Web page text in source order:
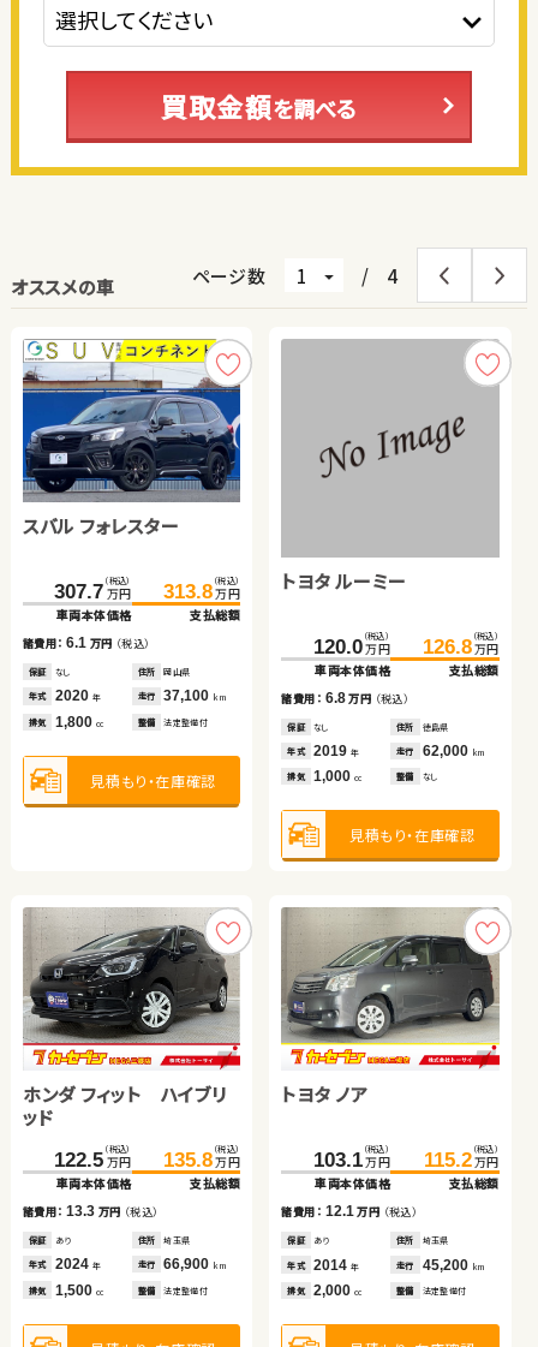
買取金額を調べる
オススメの車 ページ数 / 4
スバル フォレスター
307.7 （税込）
万円
車両本体価格
313.8 （税込）
万円
支払総額
諸費用：6.1 万円 （税込）
保証 なし 住所 岡山県
年式 2020 年 走行 37,100 km
排気 1,800 cc 整備 法定整備付
見積もり・在庫確認
トヨタ ルーミー
120.0 （税込）
万円
車両本体価格
126.8 （税込）
万円
支払総額
諸費用： 6.8万円 （税込）
保証 なし 住所 徳島県
年式 2019年 走行 62,000 km
排気 1,000cc 整備 なし
見積もり・在庫確認
ホンダ フィット ハイブリ
ッド
122.5 （税込）
万円
車両本体価格
135.8 （税込）
万円
支払総額
諸費用：13.3 万円 （税込）
保証 あり 住所 埼玉県
年式 2024 年 走行 66,900 km
排気 1,500 cc 整備 法定整備付
トヨタ ノア
103.1 （税込）
万円
車両本体価格
115.2 （税込）
万円
支払総額
諸費用： 12.1万円 （税込）
保証 あり 住所 埼玉県
年式 2014年 走行 45,200 km
排気 2,000cc 整備 法定整備付
トヨタ ヴォクシー
263.9 （税込）
万円
車両本体価格
274.8 （税込）
万円
支払総額
諸費用：10.9万円（税込）
保証 あり 住所 青森県
年式 2021 年 走行 83,200 km
排気 2,000 cc 整備 法定整備付
見積もり・在庫確認
177.8 （税込）
万円
諸費用：6.4 万円（税込）
あり
年式 2021年 走行
排気 650 整備 法定整備付
見積もり・在庫確認
ホンダ フィット ハイブリ
ッド
98.3（税込）
万円
109.8 （税込）
万円
諸費用：11.5万円（税込）
あり 埼玉県
年式 2018年 走行
排気 1,500 整備 法定整備付
見積もり・在庫確認
ダイハツ ムーヴ
18.8 （税込）
諸費用：14.8万円（税込）
なし 神奈川県
年式 2011年 走行
排気 660 整備 法定整備付
見積もり・在庫確認
トヨタ ノア ハイブリッド
391.4 （税込）
万円
車両本体価格
399.7 （税込）
万円
支払総額
諸費用：8.3 万円 （税込）
保証 なし 住所 岡山県
年式 2022 年 走行 38,300 km
排気 1,800 cc 整備 なし
見積もり・在庫確認
72.0 （税込）
万円
諸費用：21.5万円（税込）
あり
年式 2013年 走行
排気 1,500 整備 法定整備付
見積もり・在庫確認
トヨタ プリウス
239.7万円
256.7 万円
万円（税込）
保証 なし 住所 大分県
2,000
トヨタ ヴォクシー ハイブ
リッド
416.2 （税込）
諸費用：13.7万円（税込）
あり
年式 2024年 走行
排気 1,800 整備 法定整備付
見積もり・在庫確認
日産 セレナ
114.9 （税込）
万円
車両本体価格
119.9 （税込）
万円
支払総額
諸費用：5.0 万円 （税込）
保証 あり 住所 徳島県
年式 2016 年 走行 50,600 km
排気 2,000 cc 整備 法定整備付
見積もり・在庫確認
174.7 （税込）
万円
諸費用：15.0万円（税込）
あり
年式 2024年 走行
排気 1,500 整備 法定整備付
見積もり・在庫確認